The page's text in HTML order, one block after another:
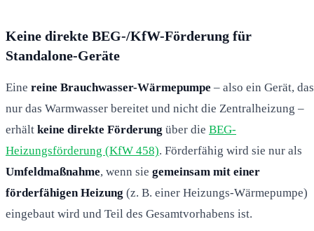
Keine direkte BEG-/KfW-Förderung für
Standalone-Geräte
Eine reine Brauchwasser-Wärmepumpe – also ein Gerät, das
nur das Warmwasser bereitet und nicht die Zentralheizung –
erhält keine direkte Förderung über die BEG-
Heizungsförderung (KfW 458). Förderfähig wird sie nur als
Umfeldmaßnahme, wenn sie gemeinsam mit einer
förderfähigen Heizung (z. B. einer Heizungs-Wärmepumpe)
eingebaut wird und Teil des Gesamtvorhabens ist.